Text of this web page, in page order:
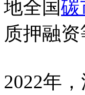
地全国碳
质押融资
2022年